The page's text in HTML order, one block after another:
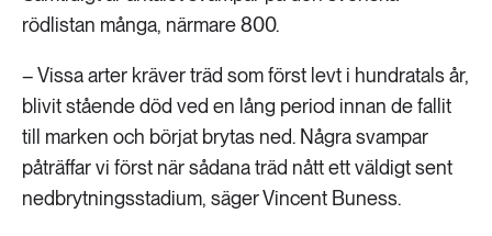
rödlistan många, närmare 800.
– Vissa arter kräver träd som först levt i hundratals år,
blivit stående död ved en lång period innan de fallit
till marken och börjat brytas ned. Några svampar
påträffar vi först när sådana träd nått ett väldigt sent
nedbrytningsstadium, säger Vincent Buness.